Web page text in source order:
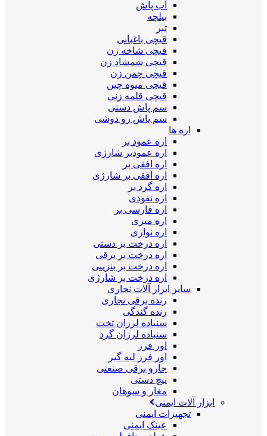
آب پاش
بیلچه
تبر
قیچی باغبانی
قیچی شاخه زن
قیچی شمشاد زن
قیچی چمن زن
قیچی میوه چین
قیچی قلمه زنی
سم پاش دستی
سم پاش رو دوشی
اره ها
اره عمود بر
اره عمودبر شارژی
اره افقی بر
اره افقی بر شارژی
اره گرد بر
اره نفوذی
اره فارسی بر
اره میزی
اره نواری
اره درخت بر دستی
اره درخت بر برقی
اره درخت بر بنزینی
اره درخت بر شارژی
سایر ابزار آلات نجاری
رنده برقی نجاری
رنده گندگی
سنباده لرزان تخت
سنباده لرزان گرد
اور فرز
اور فرز لبه گیر
جارو برقی صنعتی
پیچ دستی
مغار و سوهان
ابزار آلات ایمنی
تجهیزات ایمنی
عینک ایمنی